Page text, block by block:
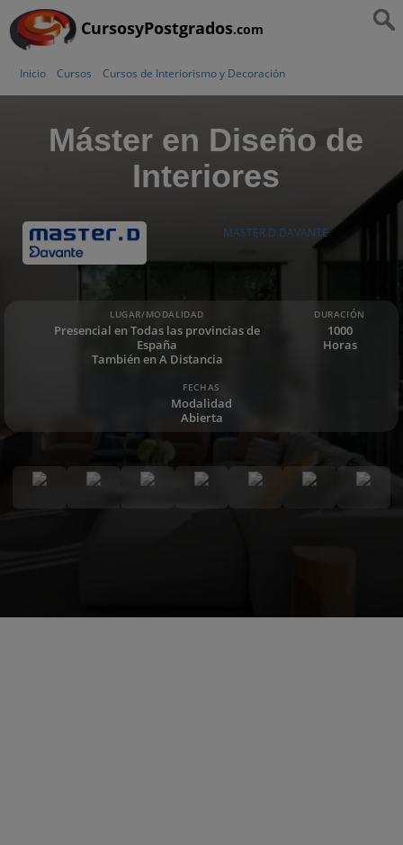
CursosyPostgrados.com
Inicio Cursos Cursos de Interiorismo y Decoración
Máster en Diseño de
Interiores
MASTER D DAVANTE
LUGAR/MODALIDAD
Presencial en Todas las provincias de
España
También en A Distancia
DURACIÓN
1000
Horas
FECHAS
Modalidad
Abierta